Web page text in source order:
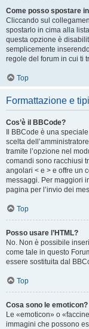
Come posso spostare
Cliccando sul
spostarlo in cima alla
questa opzione è
semplicemente
regole del forum in cui ti
Top
Formattazione e
Cos’è il BBCode?
Il BBCode è una
scelta
tramite l’opzione nel
comandi sono racchiusi
angolari < e > e offre un
messaggi. Per maggiori
pagina per l’invio dei
Top
Posso usare l’HTML?
No. Non è possibile
come tale in questo
essere sostituita dal
Top
Cosa sono le emoticon?
Le «emoticon» o
immagini che possono